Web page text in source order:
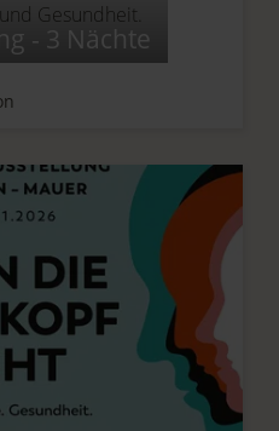
- 3 Nächte
Gesundheit.